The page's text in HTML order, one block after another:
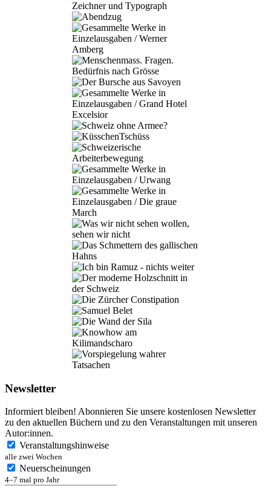
Newsletter
Informiert bleiben! Abonnieren Sie unsere kostenlosen Newsletter
zu den aktuellen Büchern und zu den Veranstaltungen mit unseren
Autor:innen.
Veranstaltungshinweise
alle zwei Wochen
Neuerscheinungen
4–7 mal pro Jahr